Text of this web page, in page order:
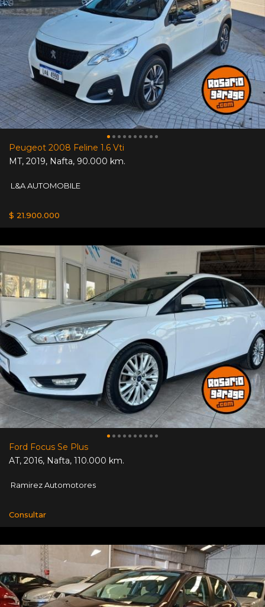
Peugeot 2008 Feline 1.6 Vti
MT, 2019, Nafta, 90.000 km.
L&A AUTOMOBILE
$ 21.900.000
Ford Focus Se Plus
AT, 2016, Nafta, 110.000 km.
Ramirez Automotores
Consultar